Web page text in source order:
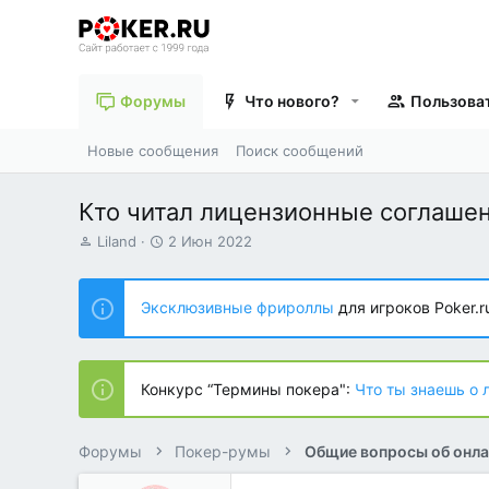
Форумы Что нового?
Новые сообщения Поиск сообщений
Кто читал лицензионные
А
т
о
р
т
е
м
ы
Liland
Д
т
н
а
ч
л
а
2 Июн 2022
Эксклюзивные фрироллы для игроков
Конкурс “Термины покера": Что ты знаешь о
Форумы Покер-румы Общие вопросы об